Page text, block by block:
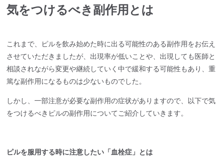
気をつけるべき副作用とは
これまで、ピルを飲み始めた時に出る可能性のある副作用をお伝え
させていただきましたが、出現率が低いことや、出現しても医師と
相談されながら変更や継続していく中で緩和する可能性もあり、重
篤な副作用になるものは少ないものでした。
しかし、一部注意が必要な副作用の症状がありますので、以下で気
をつけるべきピルの副作用についてご紹介していきます。
ピルを服用する時に注意したい「血栓症」とは